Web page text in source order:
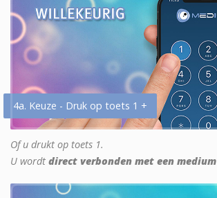
4a. Keuze - Druk op toets 1 +
Of u drukt op toets 1.
U wordt direct verbonden met een medium